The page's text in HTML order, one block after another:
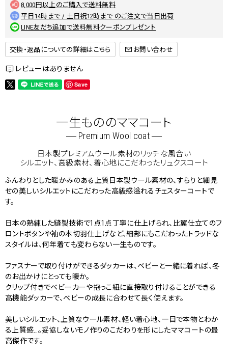
8,000円以上のご購入で送料無料
平日14時まで / 土日祝12時まで のご注文で当日出荷
LINE友だち追加で送料無料クーポンプレゼント
交換・返品についての詳細はこちら
レビューはありません
Save
一生もののママコート
Premium Wool coat
日本製プレミアムウール素材のリッチな風合い
シルエット、高級素材、着心地にこだわったリュクスコート
ふんわりとした暖かみのある上質日本製ウール素材の、すらりと細見
せの美しいシルエットにこだわった高級感溢れるチェスターコートで
す。
日本の熟練した縫製技術で1点1点丁寧に仕上げられ、比翼仕立てのフ
ロントボタンや袖の本切羽仕上げなど、細部にもこだわったトラッドな
スタイルは、何年着ても変わらない一生ものです。
ファスナーで取り付けができるダッカーは、ベビーと一緒に着れば、冬
のお出かけにとっても暖か。
クリップ付きでベビーカーや抱っこ紐に直接取り付けることができる
高機能ダッカーで、ベビーの成長に合わせて長く使えます。
美しいシルエット、上質なウール素材、軽い着心地、一目で本物とわか
る上質感…。妥協しないモノ作りのこだわりを形にしたママコートの最
高傑作です。